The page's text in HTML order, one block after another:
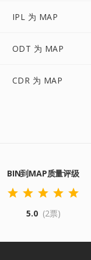
IPL 为 MAP
ODT 为 MAP
CDR 为 MAP
BIN到MAP质量评级
5.0 (2票)